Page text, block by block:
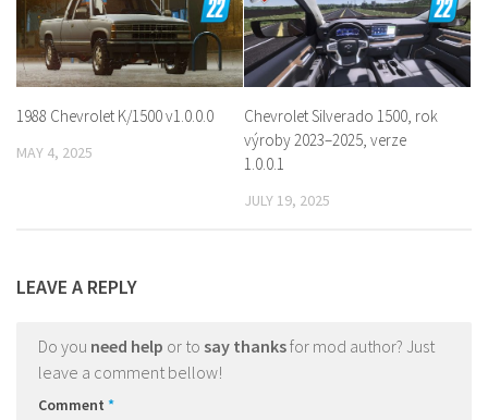
1988 Chevrolet K/1500 v1.0.0.0
MAY 4, 2025
Chevrolet Silverado 1500, rok
výroby 2023–2025, verze
1.0.0.1
JULY 19, 2025
LEAVE A REPLY
Do you need help or to say thanksfor mod author? Just
leave a comment bellow!
Comment *